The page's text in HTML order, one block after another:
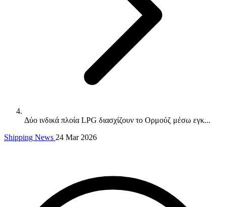
Δύο ινδικά πλοία LPG διασχίζουν το Ορμούζ μέσω εγκ...
Shipping News 24 Mar 2026